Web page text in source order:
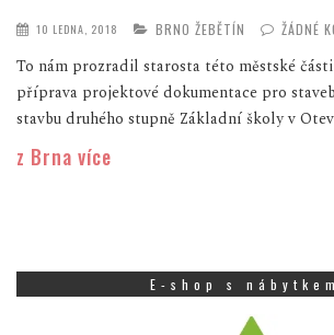
10 LEDNA, 2018 BRNO ŽEBĚTÍN ŽÁDNÉ
To nám prozradil starosta této městské
příprava projektové dokumentace pro
stavbu druhého stupně Základní školy v
z Brna více
E-shop s nábytkem